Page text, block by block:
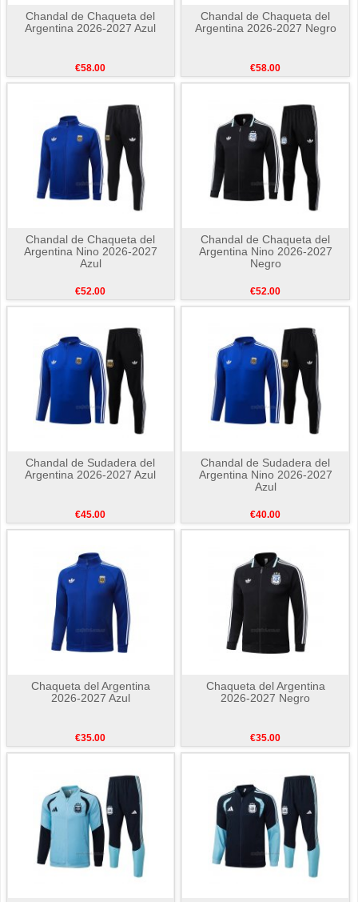
Chandal de Chaqueta del
Argentina 2026-2027 Azul
€58.00
Chandal de Chaqueta del
Argentina 2026-2027 Negro
€58.00
Chandal de Chaqueta del
Argentina Nino 2026-2027
Azul
€52.00
Chandal de Chaqueta del
Argentina Nino 2026-2027
Negro
€52.00
Chandal de Sudadera del
Argentina 2026-2027 Azul
€45.00
Chandal de Sudadera del
Argentina Nino 2026-2027
Azul
€40.00
Chaqueta del Argentina
2026-2027 Azul
€35.00
Chaqueta del Argentina
2026-2027 Negro
€35.00